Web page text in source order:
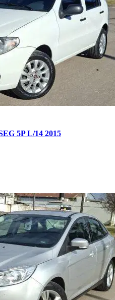
5P L/14 2015